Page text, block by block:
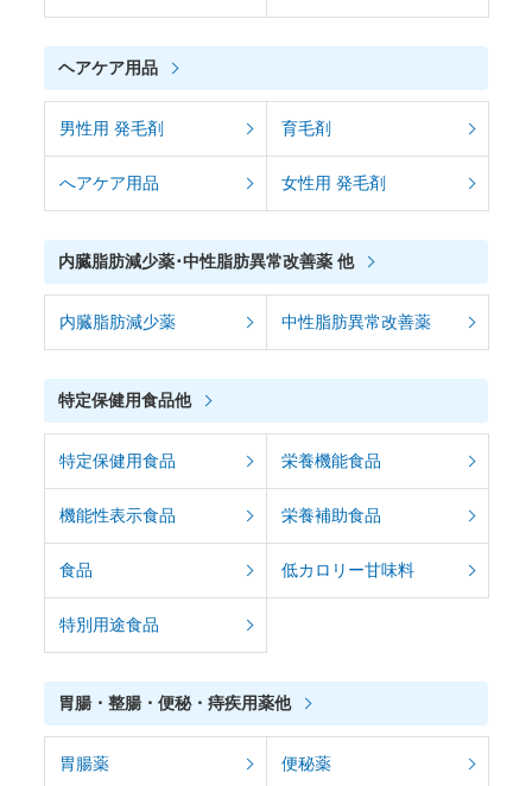
ヘアケア用品
男性用 発毛剤 育毛剤
へアケア用品 女性用 発毛剤
内臓脂肪減少薬･中性脂肪異常改善薬 他
内臓脂肪減少薬 中性脂肪異常改善薬
特定保健用食品他
特定保健用食品 栄養機能食品
機能性表示食品 栄養補助食品
食品 低カロリー甘味料
特別用途食品
胃腸・整腸・便秘・痔疾用薬他
胃腸薬 便秘薬